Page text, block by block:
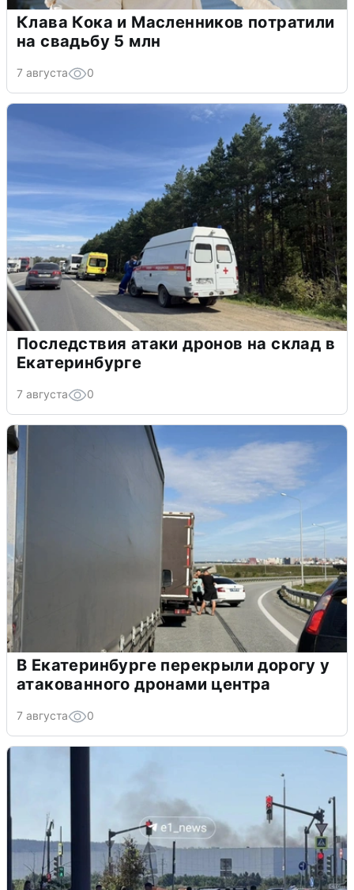
Клава Кока и Масленников потратили
на свадьбу 5 млн
7 августа 0
Последствия атаки дронов на склад в
Екатеринбурге
7 августа 0
В Екатеринбурге перекрыли дорогу у
атакованного дронами центра
7 августа 0